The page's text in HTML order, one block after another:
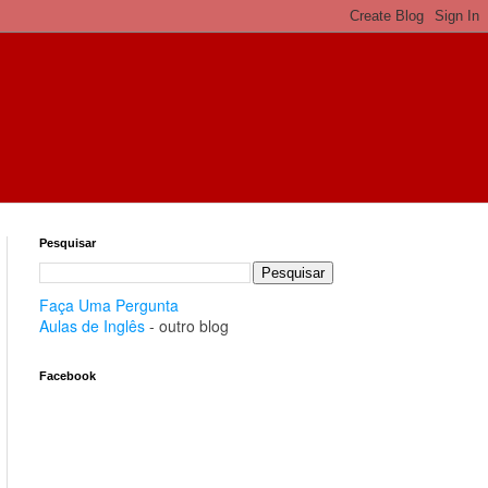
Pesquisar
Faça Uma Pergunta
Aulas de Inglês - outro blog
Facebook